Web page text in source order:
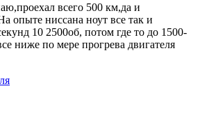
всего 500 км,да и
опыте ниссана ноут все так и
10 2500об, потом где то до 1500-
ниже по мере прогрева двигателя